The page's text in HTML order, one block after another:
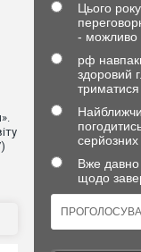
Цього
- можливо
рф
здоровий
серйозних
Вже давно
щодо